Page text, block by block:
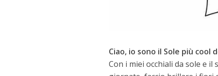
Ciao, io sono il Sole più cool
Con i miei occhiali da sole e